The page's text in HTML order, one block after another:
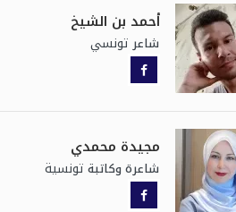
أحمد بن الشيخ
شاعر تونسي
مجيدة محمدي
شاعرة وكاتبة تونسية